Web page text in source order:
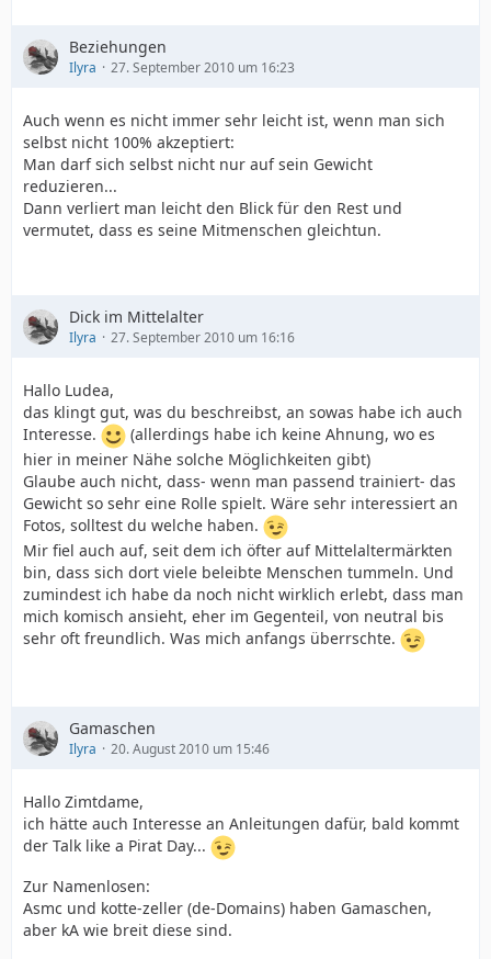
Beziehungen
Ilyra 27. September 2010 um 16:23
Auch wenn es nicht immer sehr leicht ist, wenn man sich
selbst nicht 100% akzeptiert:
Man darf sich selbst nicht nur auf sein Gewicht
reduzieren...
Dann verliert man leicht den Blick für den Rest und
vermutet, dass es seine Mitmenschen gleichtun.
Dick im Mittelalter
Ilyra 27. September 2010 um 16:16
Hallo Ludea,
das klingt gut, was du beschreibst, an sowas habe ich auch
Interesse.
(allerdings habe ich keine Ahnung, wo es
hier in meiner Nähe solche Möglichkeiten gibt)
Glaube auch nicht, dass- wenn man passend trainiert- das
Gewicht so sehr eine Rolle spielt. Wäre sehr interessiert an
Fotos, solltest du welche haben.
Mir fiel auch auf, seit dem ich öfter auf Mittelaltermärkten
bin, dass sich dort viele beleibte Menschen tummeln. Und
zumindest ich habe da noch nicht wirklich erlebt, dass man
mich komisch ansieht, eher im Gegenteil, von neutral bis
sehr oft freundlich. Was mich anfangs überrschte.
Gamaschen
Ilyra 20. August 2010 um 15:46
Hallo Zimtdame,
ich hätte auch Interesse an Anleitungen dafür, bald kommt
der Talk like a Pirat Day...
Zur Namenlosen:
Asmc und kotte-zeller (de-Domains) haben Gamaschen,
aber kA wie breit diese sind.